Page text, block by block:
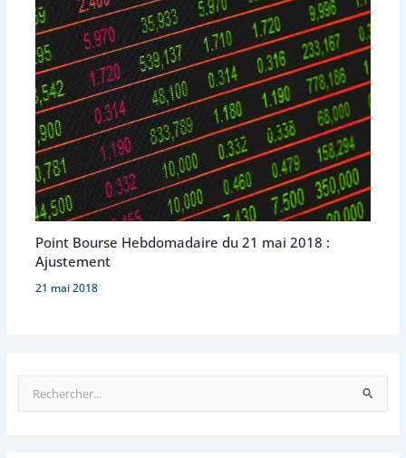
Point Bourse Hebdomadaire du 21 mai 2018 :
Ajustement
21 mai 2018
e